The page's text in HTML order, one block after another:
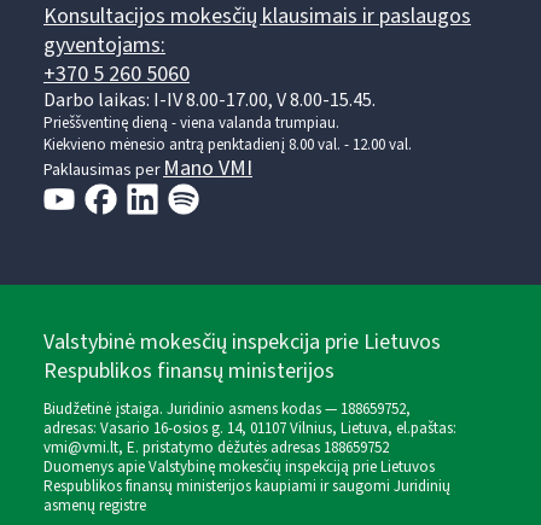
Konsultacijos mokesčių klausimais ir paslaugos
gyventojams:
+370 5 260 5060
Darbo laikas: I-IV 8.00-17.00, V 8.00-15.45.
Prieššventinę dieną - viena valanda trumpiau.
Kiekvieno mėnesio antrą penktadienį 8.00 val. - 12.00 val.
Paklausimas perMano VMI
Valstybinė mokesčių inspekcija prie Lietuvos
Respublikos finansų ministerijos
Biudžetinė įstaiga. Juridinio asmens kodas — 188659752,
adresas: Vasario 16-osios g. 14, 01107 Vilnius, Lietuva, el.paštas:
vmi@vmi.lt, E. pristatymo dėžutės adresas 188659752
Duomenys apie Valstybinę mokesčių inspekciją prie Lietuvos
Respublikos finansų ministerijos kaupiami ir saugomi Juridinių
asmenų registre